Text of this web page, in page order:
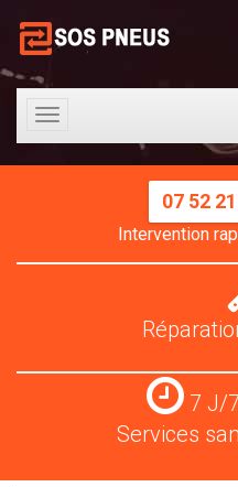
Toggle
navigation
07 52
Intervention
24
7 J/
Services